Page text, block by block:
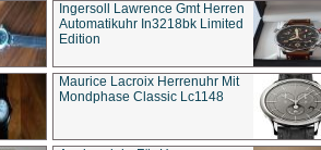
Ingersoll Lawrence Gmt Herren
Automatikuhr In3218bk Limited
Edition
Maurice Lacroix Herrenuhr Mit
Mondphase Classic Lc1148